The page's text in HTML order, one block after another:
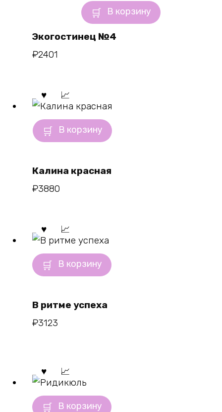
В корзину
Экогостинец №4
₽2401
В корзину
Калина красная
₽3880
В корзину
В ритме успеха
₽3123
В корзину